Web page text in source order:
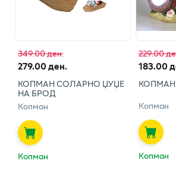
349.00 ден.
279.00 ден.
КОПМАН СОЛАРНО ЏУЏЕ
НА БРОД
Копман
Копман
229.00
183.00
Копман
Копман